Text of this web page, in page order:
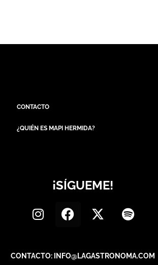
CONTACTO
¿QUIÉN ES MAPI HERMIDA?
¡SÍGUEME!
CONTACTO: INFO@LAGASTRONOMA.COM